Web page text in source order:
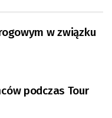
w związku
podczas Tour